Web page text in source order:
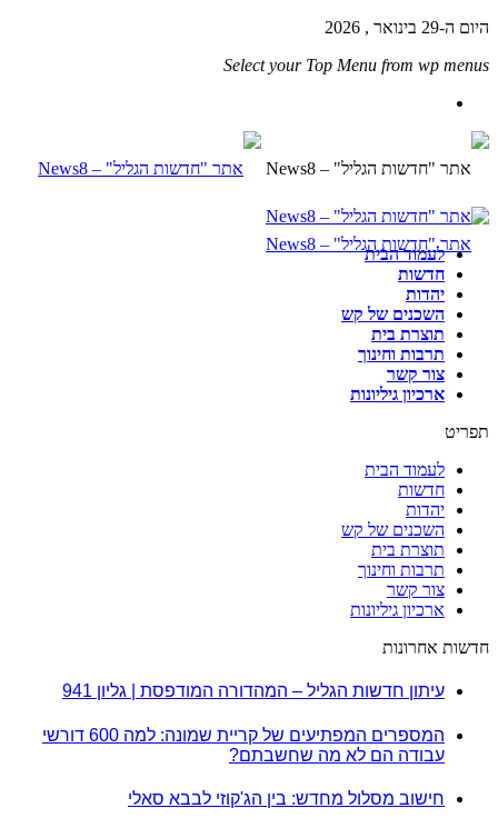
היום ה-29 בינואר , 2026
Select your Top Menu from wp menus
לעמוד הבית
חדשות
יהדות
השכנים של קש
תוצרת בית
תרבות וחינוך
צור קשר
ארכיון גיליונות
תפריט
לעמוד הבית
חדשות
יהדות
השכנים של קש
תוצרת בית
תרבות וחינוך
צור קשר
ארכיון גיליונות
חדשות אחרונות
עיתון חדשות הגליל – המהדורה המודפסת | גליון 941
המספרים המפתיעים של קריית שמונה: למה 600 דורשי
עבודה הם לא מה שחשבתם?
חישוב מסלול מחדש: בין הג'קוזי לבבא סאלי